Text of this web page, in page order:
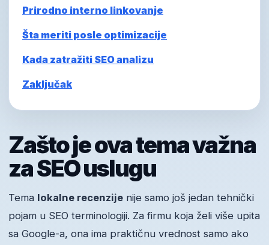
Prirodno interno linkovanje
Šta meriti posle optimizacije
Kada zatražiti SEO analizu
Zaključak
Zašto je ova tema važna
za SEO uslugu
Tema lokalne recenzije nije samo još jedan tehnički
pojam u SEO terminologiji. Za firmu koja želi više upita
sa Google-a, ona ima praktičnu vrednost samo ako